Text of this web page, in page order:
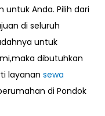
Anda. Pilih dari
di seluruh
untuk
dibutuhkan
layanan sewa
di Pondok